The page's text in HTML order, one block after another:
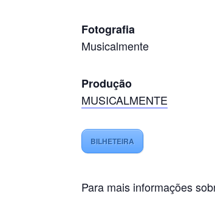
Fotografia
Musicalmente
Produção
MUSICALMENTE
BILHETEIRA
Para mais informações